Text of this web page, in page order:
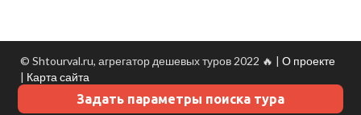
© Shtourval.ru, агрегатор дешевых туров 2022 🔥 | О проекте
| Карта сайта
Данные о погоде- Turtella
Задать параметры поиска тура